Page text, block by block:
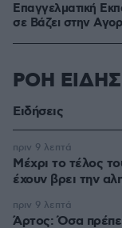
Επαγγελματική
σε Bάζει στην
ΡΟΗ
Ειδήσεις
Μέχρι το τέλος
έχουν βρει την
πριν 9 λεπτά
Άρτος: Όσα
πριν 9 λεπτά